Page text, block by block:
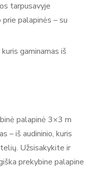
tarpusavyje
palapinės – su
gaminamas iš
palapinė 3×3 m
– iš audininio, kuris
Užsisakykite ir
prekybine palapine